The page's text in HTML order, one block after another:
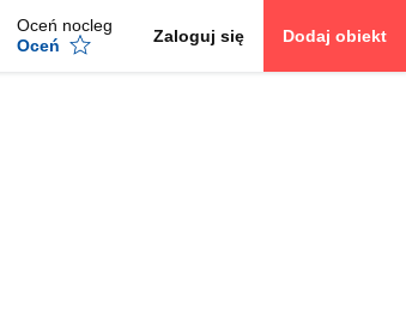
Oceń nocleg
Oceń
Zaloguj się Dodaj obiekt